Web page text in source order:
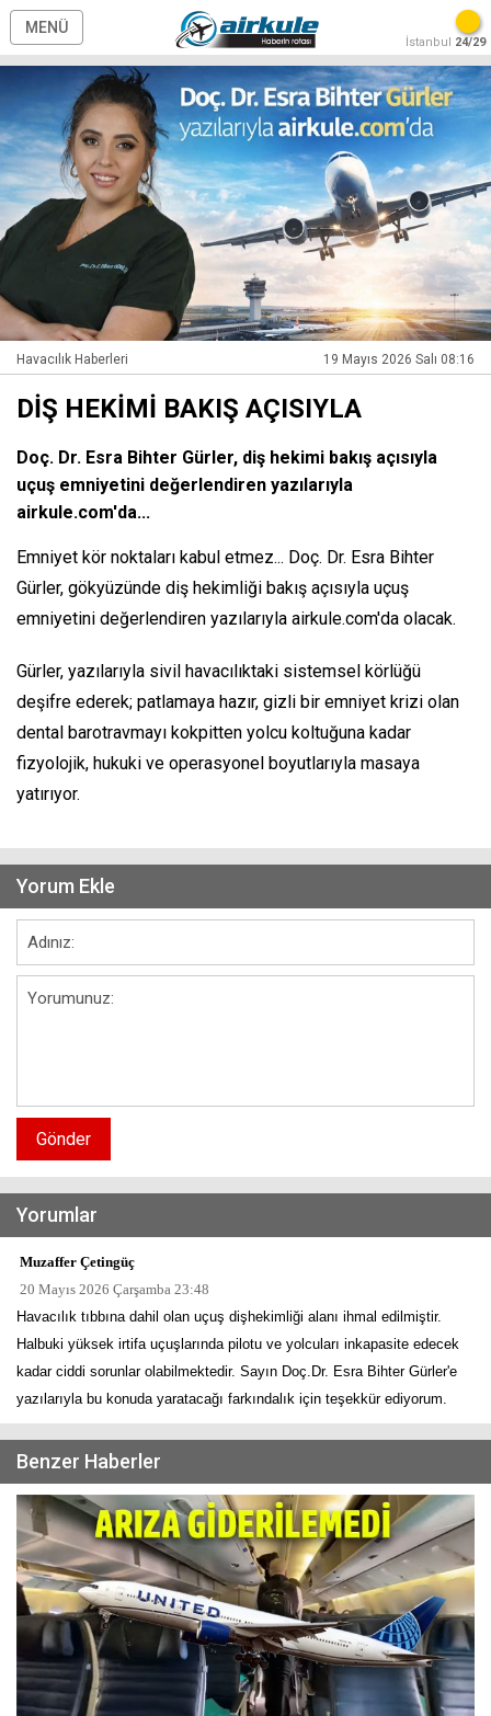
MENÜ
İstanbul 24/29
Havacılık Haberleri 19 Mayıs 2026 Salı 08:16
DİŞ HEKİMİ BAKIŞ AÇISIYLA
Doç. Dr. Esra Bihter Gürler, diş hekimi bakış açısıyla
uçuş emniyetini değerlendiren yazılarıyla
airkule.com'da...
Emniyet kör noktaları kabul etmez... Doç. Dr. Esra Bihter
Gürler, gökyüzünde diş hekimliği bakış açısıyla uçuş
emniyetini değerlendiren yazılarıyla airkule.com'da olacak.
Gürler, yazılarıyla sivil havacılıktaki sistemsel körlüğü
deşifre ederek; patlamaya hazır, gizli bir emniyet krizi olan
dental barotravmayı kokpitten yolcu koltuğuna kadar
fizyolojik, hukuki ve operasyonel boyutlarıyla masaya
yatırıyor.
Yorum Ekle
Gönder
Yorumlar
Muzaffer Çetingüç
20 Mayıs 2026 Çarşamba 23:48
Havacılık tıbbına dahil olan uçuş dişhekimliği alanı ihmal edilmiştir.
Halbuki yüksek irtifa uçuşlarında pilotu ve yolcuları inkapasite edecek
kadar ciddi sorunlar olabilmektedir. Sayın Doç.Dr. Esra Bihter Gürler'e
yazılarıyla bu konuda yaratacağı farkındalık için teşekkür ediyorum.
Benzer Haberler